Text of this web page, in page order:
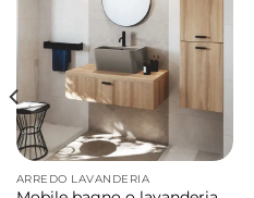
ARREDO LAVANDERIA